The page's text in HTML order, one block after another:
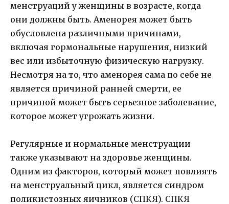
менструаций у женщины в возрасте, когда
они должны быть. Аменорея может быть
обусловлена различными причинами,
включая гормональные нарушения, низкий
вес или избыточную физическую нагрузку.
Несмотря на то, что аменорея сама по себе не
является причиной ранней смерти, ее
причиной может быть серьезное заболевание,
которое может угрожать жизни.
Регулярные и нормальные менструации
также указывают на здоровье женщины.
Одним из факторов, который может повлиять
на менструальный цикл, является синдром
поликистозных яичников (СПКЯ). СПКЯ